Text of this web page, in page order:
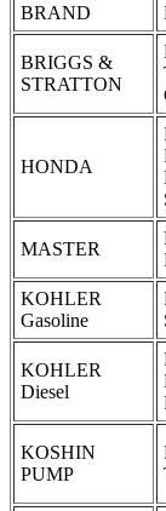
BRAND
BRIGGS &
STRATTON
HONDA
MASTER
KOHLER
Gasoline
KOHLER
Diesel
KOSHIN
PUMP